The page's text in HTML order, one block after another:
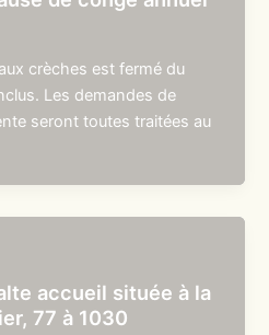
crèches est fermé du
Les demandes de
seront toutes traitées au
accueil située à la
77 à 1030